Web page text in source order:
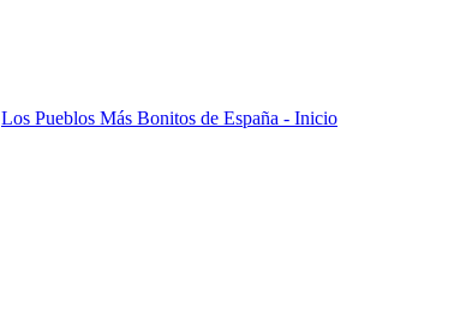
Los Pueblos Más Bonitos de España - Inicio